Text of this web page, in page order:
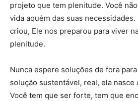
projeto que tem plenitude. Você
vida aquém das suas necessidades.
criou, Ele nos preparou para viver
plenitude.
Nunca espere soluções de fora
solução sustentável, real, ela nasce
Você tem que ser forte, tem que